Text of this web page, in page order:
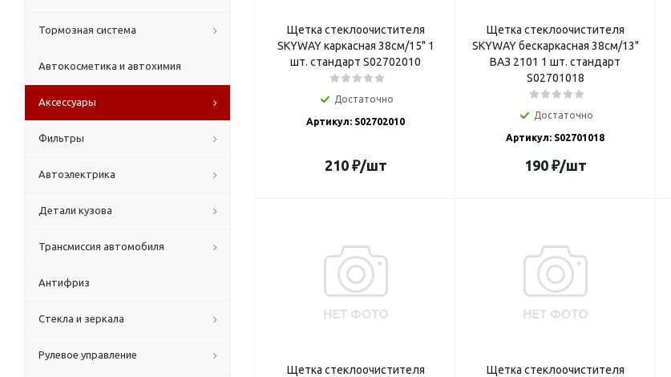
Щетка стеклоочистителя
SKYWAY каркасная 38см/15" 1
шт. стандарт S02702010
Достаточно
Артикул: S02702010
210₽/шт
Щетка стеклоочистителя
SKYWAY бескаркасная 38см/13"
ВАЗ 2101 1 шт. стандарт
S02701018
Достаточно
Артикул: S02701018
190₽/шт
Щетка стеклоочистителя
Щетка стеклоочистителя
Тормозная система
Автокосметика и автохимия
Аксессуары
Фильтры
Автоэлектрика
Детали кузова
Трансмиссия автомобиля
Антифриз
Стекла и зеркала
Рулевое управление